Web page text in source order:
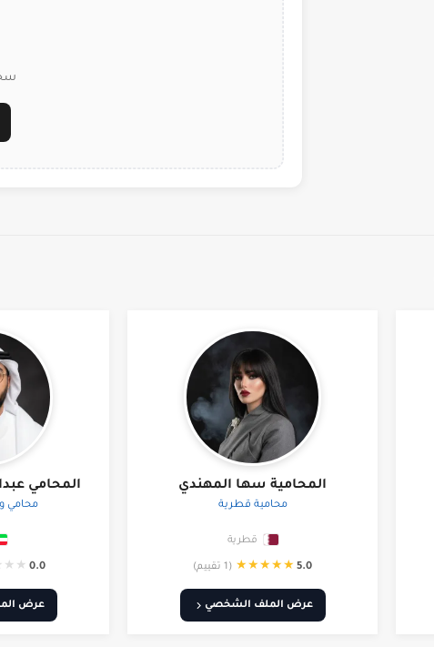
المحامية سها المهندي
محامية قطرية
قطرية
5.0
★
★
★
★
★ (1 تقييم)
عرض الملف الشخصي
المحامي
محامي
0.0
★
★
عرض